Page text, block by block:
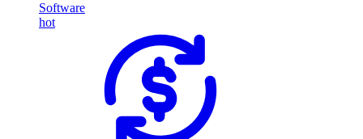
Software
hot